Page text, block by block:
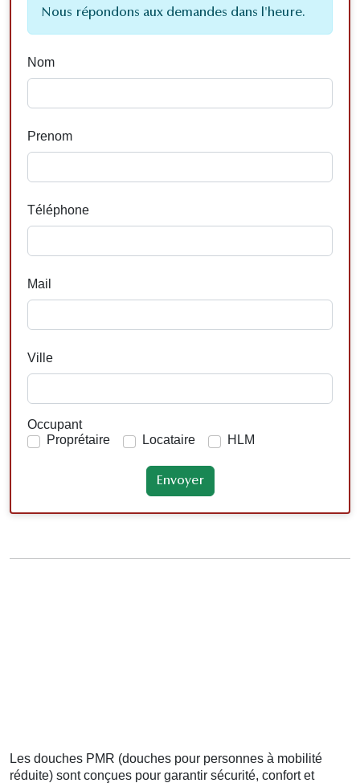
Nous répondons aux demandes dans l'heure.
Nom
Prenom
Téléphone
Mail
Ville
Occupant
Proprétaire
Locataire HLM
Les douches PMR (douches pour personnes à mobilité
réduite) sont conçues pour garantir sécurité, confort et